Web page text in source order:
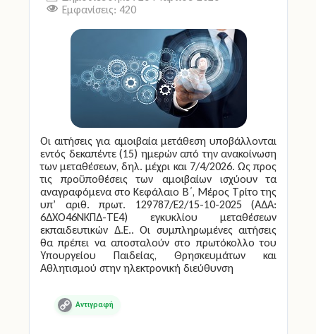
Πολιτική Προστασία
Ηλεκτρονικές Υπηρεσίες
Επικοινωνία
Εμφανίσεις: 420
Οι αιτήσεις για αμοιβαία μετάθεση υποβάλλονται
εντός δεκαπέντε (15) ημερών από την ανακοίνωση
των μεταθέσεων, δηλ. μέχρι και 7/4/2026. Ως προς
τις προϋποθέσεις των αμοιβαίων ισχύουν τα
αναγραφόμενα στο Kεφάλαιο Β΄, Μέρος Τρίτο της
υπ’ αριθ. πρωτ. 129787/Ε2/15-10-2025 (ΑΔΑ:
6ΔΧΟ46ΝΚΠΔ-ΤΕ4) εγκυκλίου μεταθέσεων
εκπαιδευτικών Δ.Ε.. Οι συμπληρωμένες αιτήσεις
θα πρέπει να αποσταλούν στο πρωτόκολλο του
Υπουργείου Παιδείας, Θρησκευμάτων και
Αθλητισμού στην ηλεκτρονική διεύθυνση
Copy